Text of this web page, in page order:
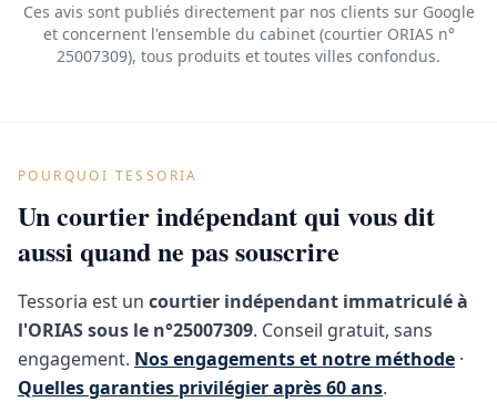
Ces avis sont publiés directement par nos clients sur Google
et concernent l'ensemble du cabinet (courtier ORIAS n°
25007309), tous produits et toutes villes confondus.
POURQUOI TESSORIA
Un courtier indépendant qui vous dit
aussi quand ne pas souscrire
Tessoria est un courtier indépendant immatriculé à
l'ORIAS sous le n°25007309. Conseil gratuit, sans
engagement. Nos engagements et notre méthode ·
Quelles garanties privilégier après 60 ans.